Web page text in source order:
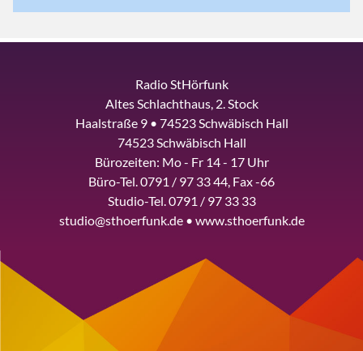
Radio StHörfunk
Altes Schlachthaus, 2. Stock
Haalstraße 9 • 74523 Schwäbisch Hall
74523 Schwäbisch Hall
Bürozeiten: Mo - Fr 14 - 17 Uhr
Büro-Tel. 0791 / 97 33 44, Fax -66
Studio-Tel. 0791 / 97 33 33
studio@sthoerfunk.de • www.sthoerfunk.de